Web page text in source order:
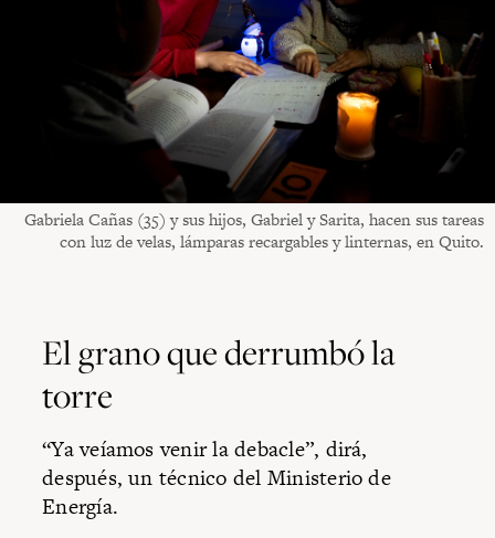
Gabriela Cañas (35) y sus hijos, Gabriel y Sarita, hacen sus tareas
con luz de velas, lámparas recargables y linternas, en Quito.
El grano que derrumbó la
torre
“Ya veíamos venir la debacle”, dirá,
después, un técnico del Ministerio de
Energía.